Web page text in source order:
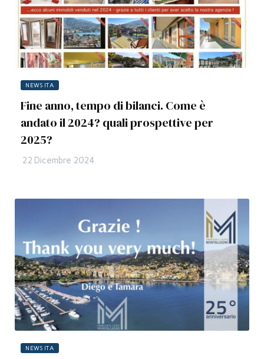
NEWS ITA
Fine anno, tempo di bilanci. Come è
andato il 2024? quali prospettive per
2025?
22 Dicembre 2024
NEWS ITA